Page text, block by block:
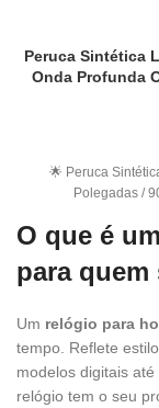
Peruca Sintética
Onda Profunda
🌟 Peruca
Polegadas /
O que é
para quem
Um relógio para
tempo. Reflete
modelos digitais
relógio tem o seu